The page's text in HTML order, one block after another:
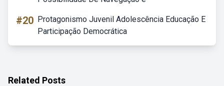
#20 Protagonismo Juvenil Adolescência Educação E
Participação Democrática
Related Posts